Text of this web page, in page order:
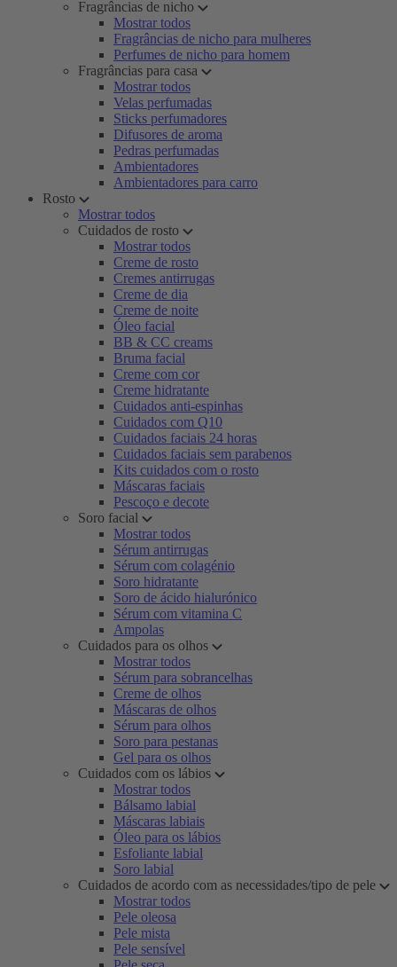
Fragrâncias de nicho
Mostrar todos
Fragrâncias de nicho para mulheres
Perfumes de nicho para homem
Fragrâncias para casa
Mostrar todos
Velas perfumadas
Sticks perfumadores
Difusores de aroma
Pedras perfumadas
Ambientadores
Ambientadores para carro
Rosto
Mostrar todos
Cuidados de rosto
Mostrar todos
Creme de rosto
Cremes antirrugas
Creme de dia
Creme de noite
Óleo facial
BB & CC creams
Bruma facial
Creme com cor
Creme hidratante
Cuidados anti-espinhas
Cuidados com Q10
Cuidados faciais 24 horas
Cuidados faciais sem parabenos
Kits cuidados com o rosto
Máscaras faciais
Pescoço e decote
Soro facial
Mostrar todos
Sérum antirrugas
Sérum com colagénio
Soro hidratante
Soro de ácido hialurónico
Sérum com vitamina C
Ampolas
Cuidados para os olhos
Mostrar todos
Sérum para sobrancelhas
Creme de olhos
Máscaras de olhos
Sérum para olhos
Soro para pestanas
Gel para os olhos
Cuidados com os lábios
Mostrar todos
Bálsamo labial
Máscaras labiais
Óleo para os lábios
Esfoliante labial
Soro labial
Cuidados de acordo com as necessidades/tipo de pele
Mostrar todos
Pele oleosa
Pele mista
Pele sensível